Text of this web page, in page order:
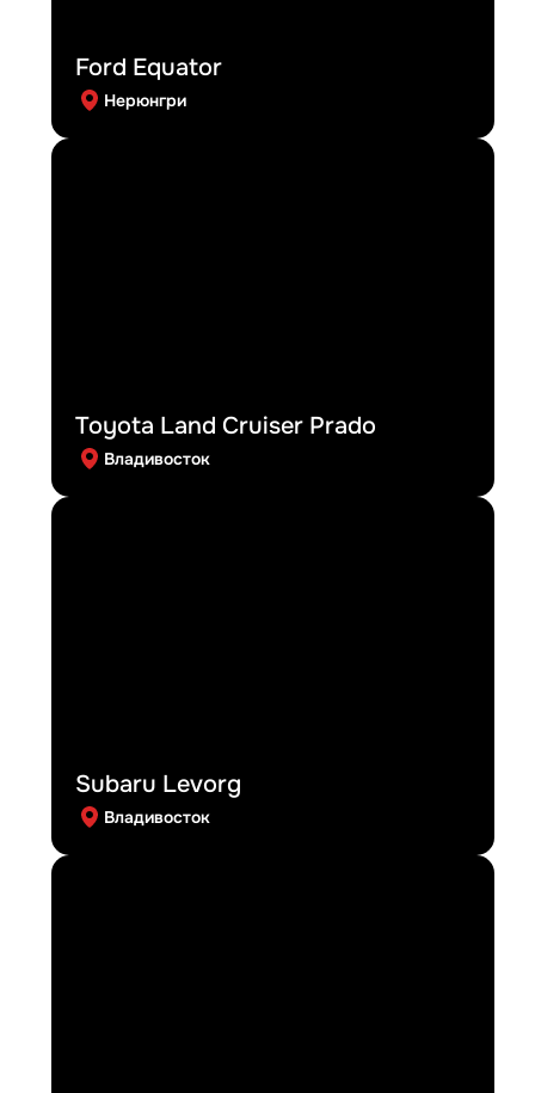
Ford Equator
Нерюнгри
Toyota Land Cruiser Prado
Владивосток
Subaru Levorg
Владивосток